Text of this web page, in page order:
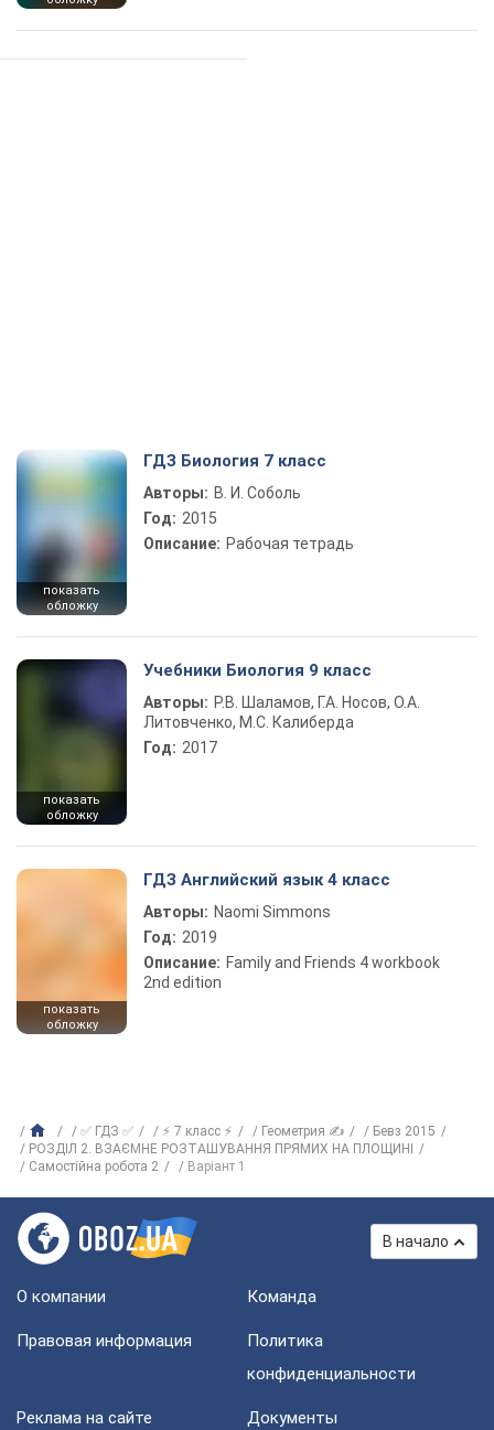
показать
обложку
ГДЗ Биология 7 класс
Авторы: В. И. Соболь
Год: 2015
Описание: Рабочая тетрадь
показать
обложку
Учебники Биология 9 класс
Авторы: Р.В. Шаламов, Г.А. Носов, О.А.
Литовченко, М.С. Калиберда
Год: 2017
показать
обложку
ГДЗ Английский язык 4 класс
Авторы: Naomi Simmons
Год: 2019
Описание: Family and Friends 4 workbook
2nd edition
✅ ГДЗ ✅ ⚡ 7 класс ⚡ Геометрия ✍
Бевз 2015
РОЗДІЛ 2. ВЗАЄМНЕ РОЗТАШУВАННЯ ПРЯМИХ НА ПЛОЩИНІ
Самостійна робота 2
Варіант 1
В начало
О компании Команда
Правовая информация
Политика
конфиденциальности
Реклама на сайте Документы